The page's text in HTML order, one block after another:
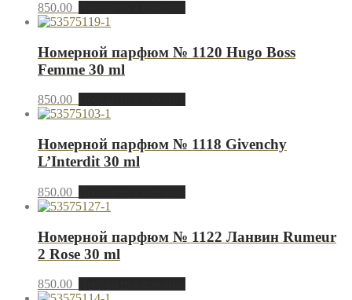
850.00
Номерной парфюм № 1120 Hugo Boss
Femme 30 ml
850.00
Номерной парфюм № 1118 Givenchy
L’Interdit 30 ml
850.00
Номерной парфюм № 1122 Ланвин Rumeur
2 Rose 30 ml
850.00